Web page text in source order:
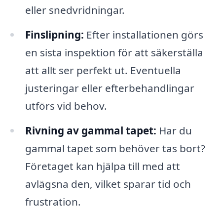
eller snedvridningar.
Finslipning: Efter installationen görs
en sista inspektion för att säkerställa
att allt ser perfekt ut. Eventuella
justeringar eller efterbehandlingar
utförs vid behov.
Rivning av gammal tapet: Har du
gammal tapet som behöver tas bort?
Företaget kan hjälpa till med att
avlägsna den, vilket sparar tid och
frustration.